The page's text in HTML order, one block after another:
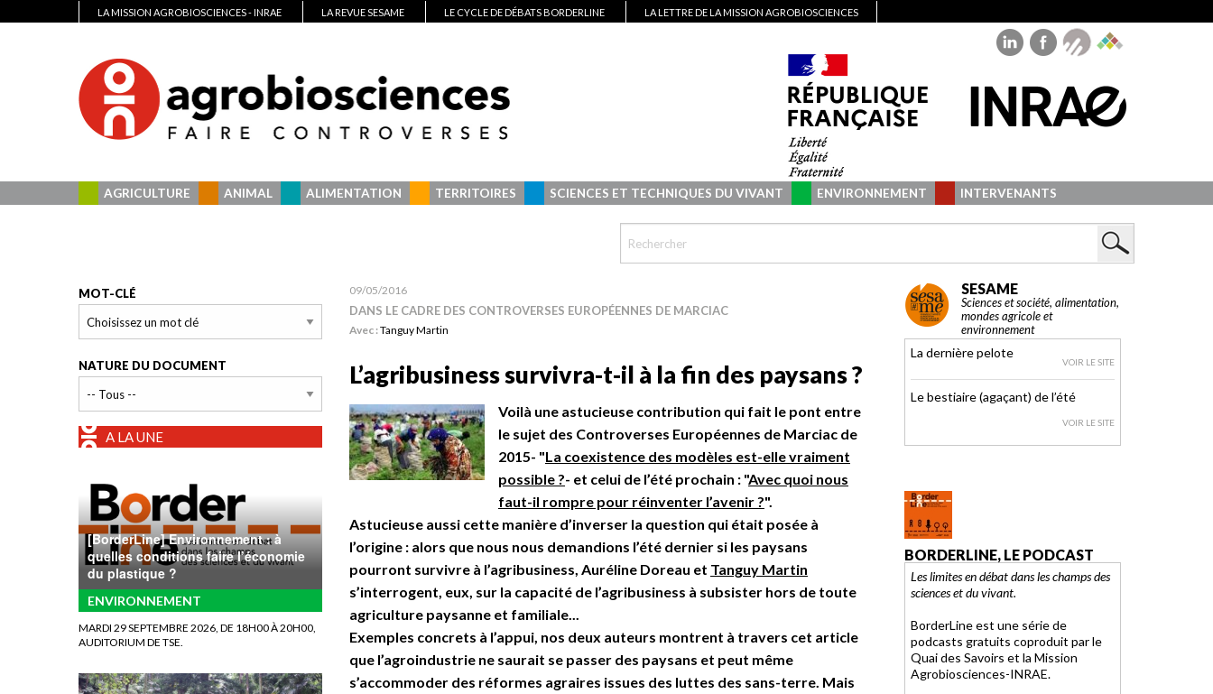
LA MISSION AGROBIOSCIENCES - INRAE LA REVUE SESAME LE CYCLE DE DÉBATS BORDERLINE LA LETTRE DE LA MISSION AGROBIOSCIENCES
AGRICULTURE ANIMAL ALIMENTATION TERRITOIRES SCIENCES ET TECHNIQUES DU VIVANT ENVIRONNEMENT INTERVENANTS
09/05/2016
DANS LE CADRE DES CONTROVERSES EUROPÉENNES DE MARCIAC
Avec :Tanguy Martin
L’agribusiness survivra-t-il à la fin des paysans ?
Voilà une astucieuse contribution qui fait le pont entre
le sujet des Controverses Européennes de Marciac de
2015- "La coexistence des modèles est-elle vraiment
possible ?- et celui de l’été prochain : "Avec quoi nous
faut-il rompre pour réinventer l’avenir ?".
Astucieuse aussi cette manière d’inverser la question qui était posée à
l’origine : alors que nous nous demandions l’été dernier si les paysans
pourront survivre à l’agribusiness, Auréline Doreau et Tanguy Martin
s’interrogent, eux, sur la capacité de l’agribusiness à subsister hors de toute
agriculture paysanne et familiale...
Exemples concrets à l’appui, nos deux auteurs montrent à travers cet article
que l’agroindustrie ne saurait se passer des paysans et peut même
s’accommoder des réformes agraires issues des luttes des sans-terre. Mais
MOT-CLÉ
NATURE DU DOCUMENT
A LA UNE
[BorderLine] Environnement : à
quelles conditions faire l’économie
du plastique ?
ENVIRONNEMENT
MARDI 29 SEPTEMBRE 2026, DE 18H00 À 20H00,
AUDITORIUM DE TSE.
SESAME
Sciences et société, alimentation,
mondes agricole et
environnement
La dernière pelote
VOIR LE SITE
Le bestiaire (agaçant) de l’été
VOIR LE SITE
BORDERLINE, LE PODCAST
Les limites en débat dans les champs des
sciences et du vivant.
BorderLine est une série de
podcasts gratuits coproduit par le
Quai des Savoirs et la Mission
Agrobiosciences-INRAE.